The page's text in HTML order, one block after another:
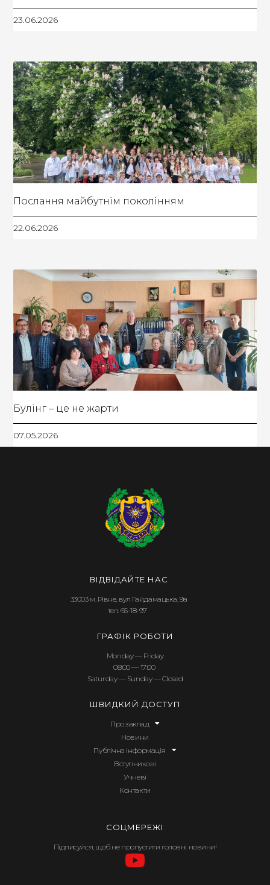
23.06.2026
Послання майбутнім поколінням
22.06.2026
Булінг – це не жарти
07.05.2026
ВІДВІДАЙТЕ НАС
33003 м. Рівне, вул Гайдамацька, 9а
тел. 65-18-97
ГРАФІК РОБОТИ
Monday — Friday
08:00 — 17:00
Saturday — Sunday — Closed
ШВИДКИЙ ДОСТУП
Про заклад
Новини
Публічна інформація
Вступникові
Учневі
Контакти
СОЦМЕРЕЖІ
Підписуйся, щоб не пропустити головні новини!